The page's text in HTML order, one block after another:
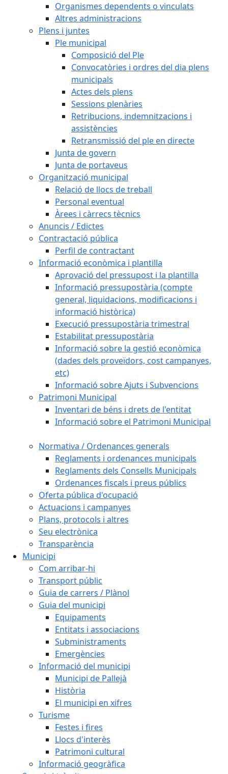
Organismes dependents o vinculats
Altres administracions
Plens i juntes
Ple municipal
Composició del Ple
Convocatòries i ordres del dia plens
municipals
Actes dels plens
Sessions plenàries
Retribucions, indemnitzacions i
assistències
Retransmissió del ple en directe
Junta de govern
Junta de portaveus
Organització municipal
Relació de llocs de treball
Personal eventual
Àrees i càrrecs tècnics
Anuncis / Edictes
Contractació pública
Perfil de contractant
Informació econòmica i plantilla
Aprovació del pressupost i la plantilla
Informació pressupostària (compte
general, liquidacions, modificacions i
informació històrica)
Execució pressupostària trimestral
Estabilitat pressupostària
Informació sobre la gestió econòmica
(dades dels proveïdors, cost campanyes,
etc)
Informació sobre Ajuts i Subvencions
Patrimoni Municipal
Inventari de béns i drets de l'entitat
Informació sobre el Patrimoni Municipal
Normativa / Ordenances generals
Reglaments i ordenances municipals
Reglaments dels Consells Municipals
Ordenances fiscals i preus públics
Oferta pública d'ocupació
Actuacions i campanyes
Plans, protocols i altres
Seu electrònica
Transparència
Municipi
Com arribar-hi
Transport públic
Guia de carrers / Plànol
Guia del municipi
Equipaments
Entitats i associacions
Subministraments
Emergències
Informació del municipi
Municipi de Pallejà
Història
El municipi en xifres
Turisme
Festes i fires
Llocs d'interès
Patrimoni cultural
Informació geogràfica